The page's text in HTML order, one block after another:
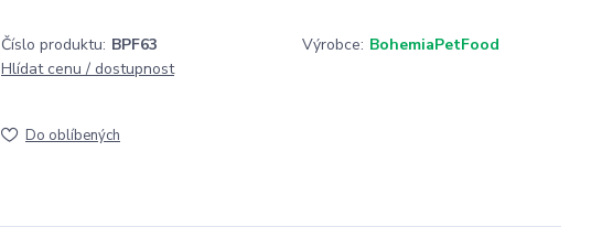
Číslo produktu: BPF63 Výrobce: BohemiaPetFood
Hlídat cenu / dostupnost
Do oblíbených